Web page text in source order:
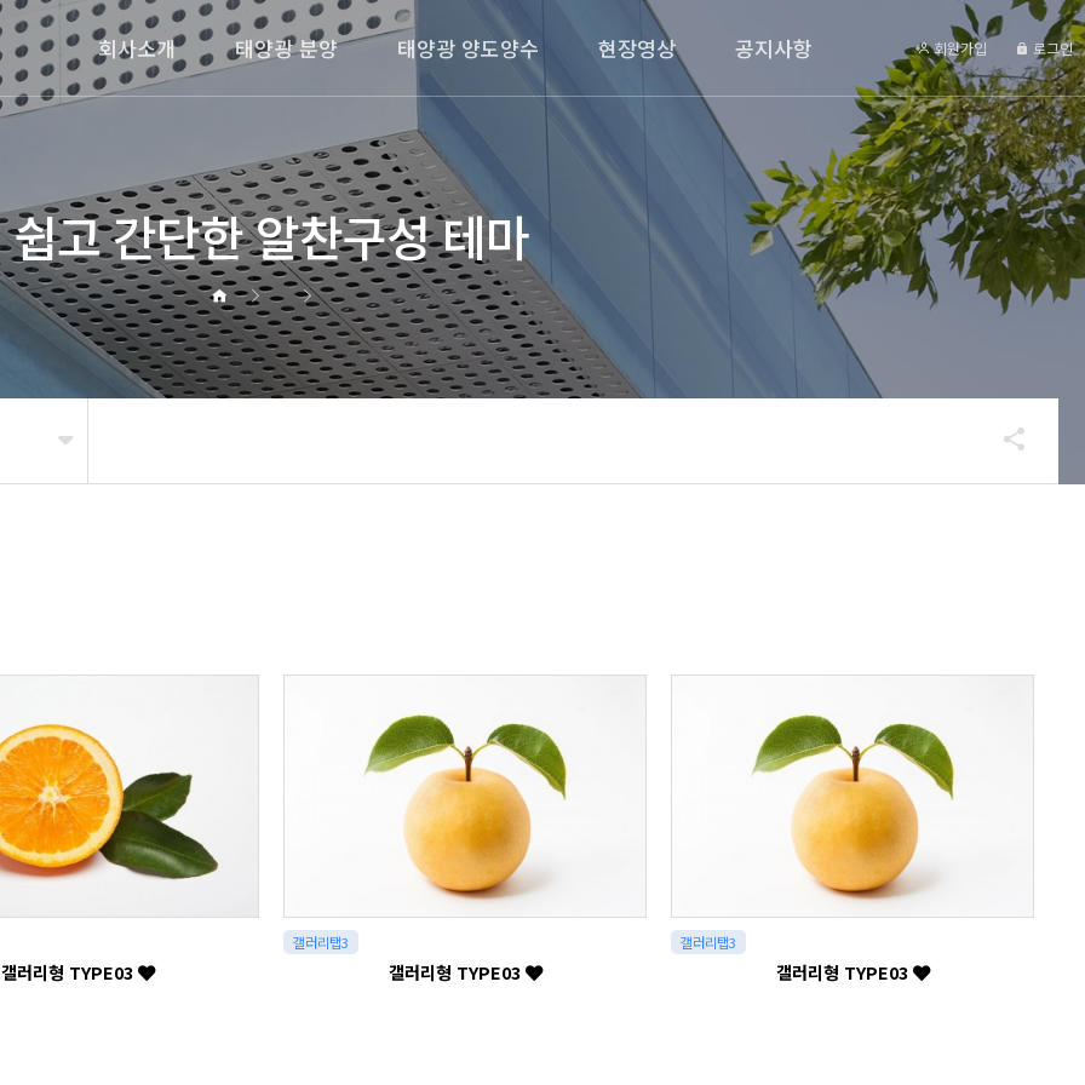
회사소개 태양광 분양 태양광 양도양수 현장영상 공지사항 회원가입 로그인
쉽고 간단한 알찬구성 테마
갤러리형 TYPE03
갤러리탭3
갤러리형 TYPE03
갤러리탭3
갤러리형 TYPE03